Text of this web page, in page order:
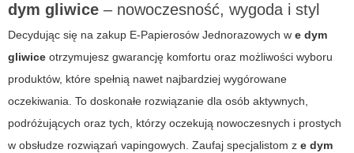
dym gliwice – nowoczesność, wygoda i styl
Decydując się na zakup E-Papierosów Jednorazowych w e dym
gliwice otrzymujesz gwarancję komfortu oraz możliwości wyboru
produktów, które spełnią nawet najbardziej wygórowane
oczekiwania. To doskonałe rozwiązanie dla osób aktywnych,
podróżujących oraz tych, którzy oczekują nowoczesnych i prostych
w obsłudze rozwiązań vapingowych. Zaufaj specjalistom z e dym